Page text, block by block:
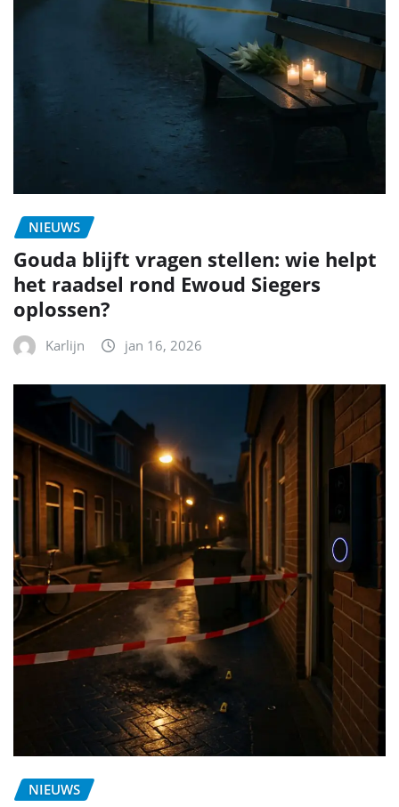
NIEUWS
Gouda blijft vragen stellen: wie helpt
het raadsel rond Ewoud Siegers
oplossen?
Karlijn jan 16, 2026
NIEUWS